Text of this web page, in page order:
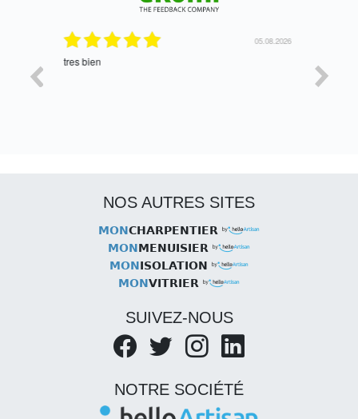
05.08.2026
tres bien
NOS AUTRES SITES
MONCHARPENTIER
MONMENUISIER
MONISOLATION
MONVITRIER
SUIVEZ-NOUS
NOTRE SOCIÉTÉ